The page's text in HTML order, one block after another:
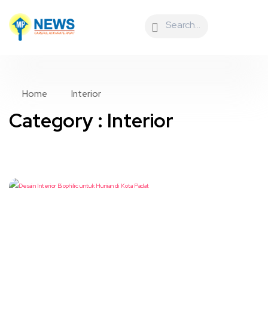
Home Interior
Category : Interior